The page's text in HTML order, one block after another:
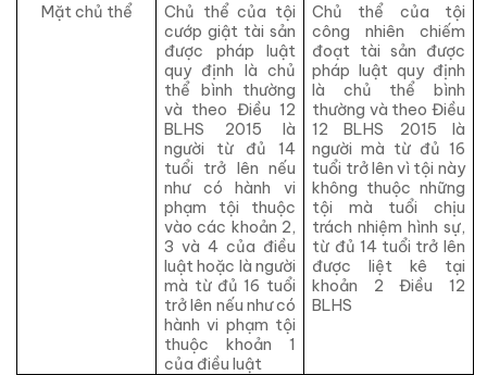
Mặt chủ thể
Chủ thể của tội
cướp giật tài sản
được pháp luật
quy định là chủ
thể bình thường
và theo Điều 12
BLHS 2015 là
người từ đủ 14
tuổi trở lên nếu
như có hành vi
phạm tội thuộc
vào các khoản 2,
3 và 4 của điều
luật hoặc là người
mà từ đủ 16 tuổi
trở lên nếu như có
hành vi phạm tội
thuộc khoản 1
của điều luật
Chủ thể của tội
công nhiên chiếm
đoạt tài sản được
pháp luật quy định
là chủ thể bình
thường và theo Điều
12 BLHS 2015 là
người mà từ đủ 16
tuổi trở lên vì tội này
không thuộc những
tội mà tuổi chịu
trách nhiệm hình sự,
từ đủ 14 tuổi trở lên
được liệt kê tại
khoản 2 Điều 12
BLHS